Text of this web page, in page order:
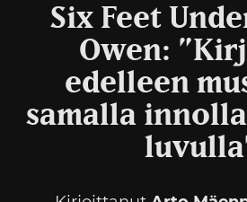
Six Feet
Owen:
edelleen
samalla